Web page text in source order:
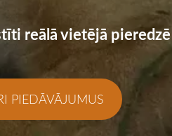
reālā vietējā pieredzē
PIEDĀVĀJUMUS​